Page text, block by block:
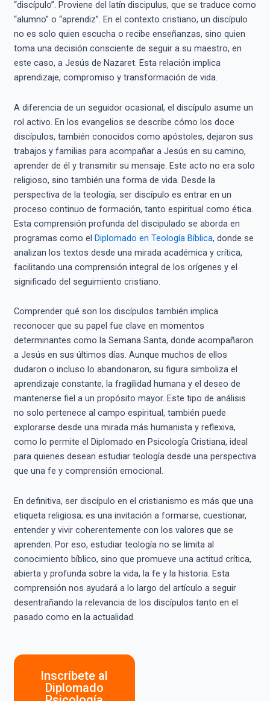
“discípulo”. Proviene del latín discipulus, que se traduce como
“alumno” o “aprendiz”. En el contexto cristiano, un discípulo
no es solo quien escucha o recibe enseñanzas, sino quien
toma una decisión consciente de seguir a su maestro, en
este caso, a Jesús de Nazaret. Esta relación implica
aprendizaje, compromiso y transformación de vida.
A diferencia de un seguidor ocasional, el discípulo asume un
rol activo. En los evangelios se describe cómo los doce
discípulos, también conocidos como apóstoles, dejaron sus
trabajos y familias para acompañar a Jesús en su camino,
aprender de él y transmitir su mensaje. Este acto no era solo
religioso, sino también una forma de vida. Desde la
perspectiva de la teología, ser discípulo es entrar en un
proceso continuo de formación, tanto espiritual como ética.
Esta comprensión profunda del discipulado se aborda en
programas como el Diplomado en Teología Bíblica, donde se
analizan los textos desde una mirada académica y crítica,
facilitando una comprensión integral de los orígenes y el
significado del seguimiento cristiano.
Comprender qué son los discípulos también implica
reconocer que su papel fue clave en momentos
determinantes como la Semana Santa, donde acompañaron
a Jesús en sus últimos días. Aunque muchos de ellos
dudaron o incluso lo abandonaron, su figura simboliza el
aprendizaje constante, la fragilidad humana y el deseo de
mantenerse fiel a un propósito mayor. Este tipo de análisis
no solo pertenece al campo espiritual, también puede
explorarse desde una mirada más humanista y reflexiva,
como lo permite el Diplomado en Psicología Cristiana, ideal
para quienes desean estudiar teología desde una perspectiva
que una fe y comprensión emocional.
En definitiva, ser discípulo en el cristianismo es más que una
etiqueta religiosa; es una invitación a formarse, cuestionar,
entender y vivir coherentemente con los valores que se
aprenden. Por eso, estudiar teología no se limita al
conocimiento bíblico, sino que promueve una actitud crítica,
abierta y profunda sobre la vida, la fe y la historia. Esta
comprensión nos ayudará a lo largo del artículo a seguir
desentrañando la relevancia de los discípulos tanto en el
pasado como en la actualidad.
Inscríbete al
Diplomado